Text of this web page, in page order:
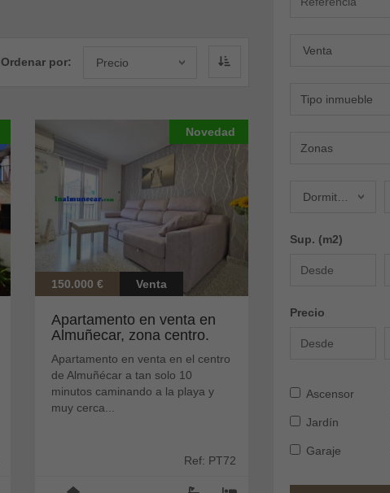
Ordenar por: Precio
Novedad
150.000 € Venta
Apartamento en venta en
Almuñecar, zona centro.
Apartamento en venta en el centro
de Almuñécar a tan solo 10
minutos caminando a la playa y
muy cerca...
Ref: PT72
Venta
Tipo inmueble
Zonas
Dormitorios
Sup. (m2)
Precio
Ascensor
Jardín
Garaje